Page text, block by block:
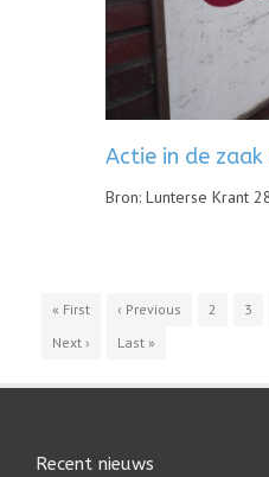
Actie in de
Bron: Lunterse Krant
« First ‹ Previous 2 3
Next ›
Last »
Recent nieuws